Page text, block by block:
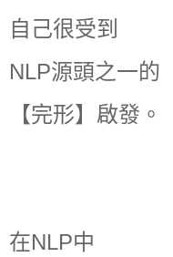
自己很受到
NLP源頭之一的
【完形】啟發。
在NLP中